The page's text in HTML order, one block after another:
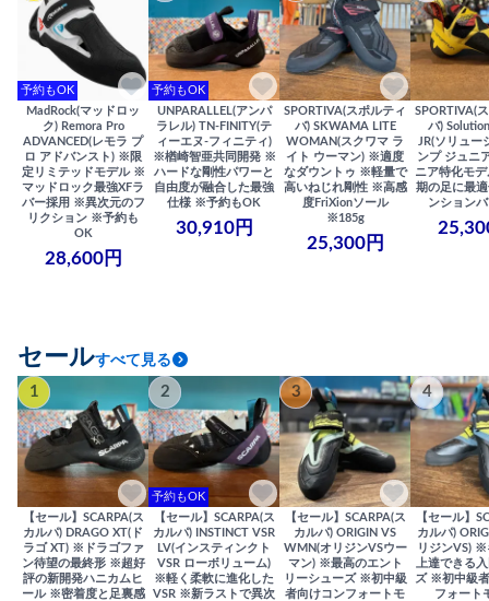
予約もOK
MadRock(マッドロッ
ク) Remora Pro
ADVANCED(レモラ プ
ロ アドバンスト) ※限
定リミテッドモデル ※
マッドロック最強XFラ
バー採用 ※異次元のフ
リクション ※予約も
OK
28,600円
予約もOK
UNPARALLEL(アンパ
ラレル) TN-FINITY(テ
ィーエヌ-フィニティ)
※楢崎智亜共同開発 ※
ハードな剛性パワーと
自由度が融合した最強
仕様 ※予約もOK
30,910円
SPORTIVA(スポルティ
バ) SKWAMA LITE
WOMAN(スクワマ ラ
イト ウーマン) ※適度
なダウントゥ ※軽量で
高いねじれ剛性 ※高感
度FriXionソール
※185g
25,300円
SPORTIVA(
バ)
JR(ソリュー
ンプ ジュニ
ニア特化モ
期の足に最
ンション
セールすべて見る
1
【セール】SCARPA(ス
カルパ) DRAGO XT(ド
ラゴ XT) ※ドラゴファ
ン待望の最終形 ※超好
評の新開発ハニカムヒ
ール ※密着度と足裏感
2
予約もOK
【セール】SCARPA(ス
カルパ) INSTINCT VSR
LV(インスティンクト
VSR ローボリューム)
※軽く柔軟に進化した
VSR ※新ラストで異次
3
【セール】SCARPA(ス
カルパ) ORIGIN VS
WMN(オリジンVSウー
マン) ※最高のエント
リーシューズ ※初中級
者向けコンフォートモ
4
【セール】
カルパ)
リジンVS) ※
上達できる
ズ ※初中級
フォート